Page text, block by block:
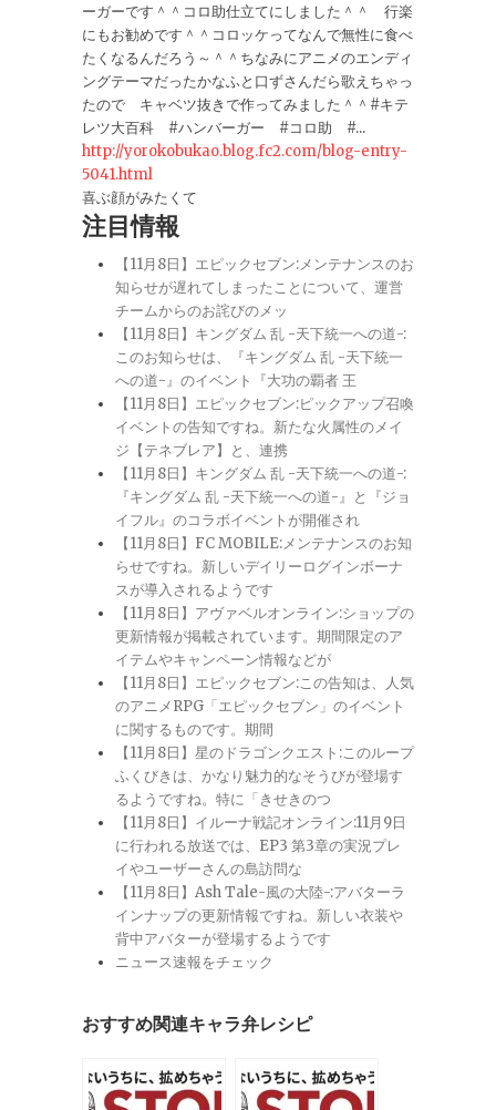
ーガーです＾＾コロ助仕立てにしました＾＾ 行楽
にもお勧めです＾＾コロッケってなんで無性に食べ
たくなるんだろう～＾＾ちなみにアニメのエンディ
ングテーマだったかなふと口ずさんだら歌えちゃっ
たので キャベツ抜きで作ってみました＾＾#キテ
レツ大百科 #ハンバーガー #コロ助 #...
http://yorokobukao.blog.fc2.com/blog-entry-
5041.html
喜ぶ顔がみたくて
注目情報
【11月8日】エピックセブン:メンテナンスのお
知らせが遅れてしまったことについて、運営
チームからのお詫びのメッ
【11月8日】キングダム 乱 -天下統一への道-:
このお知らせは、『キングダム 乱 -天下統一
への道-』のイベント『大功の覇者 王
【11月8日】エピックセブン:ピックアップ召喚
イベントの告知ですね。新たな火属性のメイ
ジ【テネブレア】と、連携
【11月8日】キングダム 乱 -天下統一への道-:
『キングダム 乱 -天下統一への道-』と『ジョ
イフル』のコラボイベントが開催され
【11月8日】FC MOBILE:メンテナンスのお知
らせですね。新しいデイリーログインボーナ
スが導入されるようです
【11月8日】アヴァベルオンライン:ショップの
更新情報が掲載されています。期間限定のア
イテムやキャンペーン情報などが
【11月8日】エピックセブン:この告知は、人気
のアニメRPG「エピックセブン」のイベント
に関するものです。期間
【11月8日】星のドラゴンクエスト:このループ
ふくびきは、かなり魅力的なそうびが登場す
るようですね。特に「きせきのつ
【11月8日】イルーナ戦記オンライン:11月9日
に行われる放送では、EP3 第3章の実況プレ
イやユーザーさんの島訪問な
【11月8日】Ash Tale-風の大陸-:アバターラ
インナップの更新情報ですね。新しい衣装や
背中アバターが登場するようです
ニュース速報をチェック
おすすめ関連キャラ弁レシピ